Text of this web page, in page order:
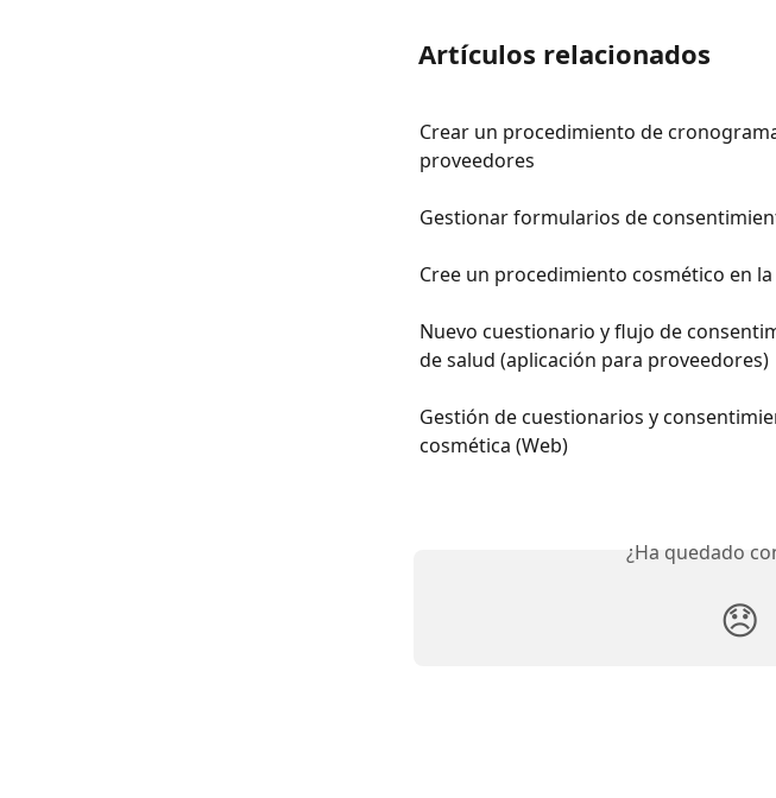
Artículos relacionados
Crear un procedimiento de
proveedores
Gestionar formularios de
Cree un procedimiento cosmético en
Nuevo cuestionario y flujo de
de salud (aplicación para proveedores)
Gestión de cuestionarios y
cosmética (Web)
¿Ha quedado
😞